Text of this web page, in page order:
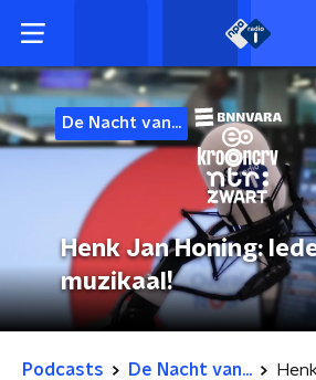
De Nacht van...
Henk Jan Honing:
muzikaal!
Podcasts De Nacht van...